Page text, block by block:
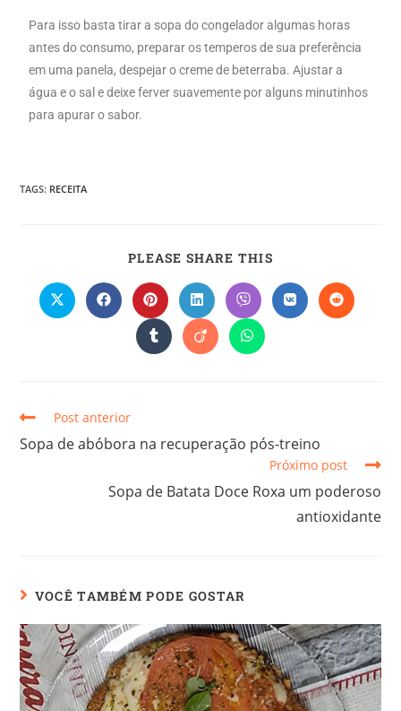
Para isso basta tirar a sopa do congelador algumas horas
antes do consumo, preparar os temperos de sua preferência
em uma panela, despejar o creme de beterraba. Ajustar a
água e o sal e deixe ferver suavemente por alguns minutinhos
para apurar o sabor.
TAGS: RECEITA
PLEASE SHARE THIS
Post anterior
Sopa de abóbora na recuperação pós-treino
Próximo post
Sopa de Batata Doce Roxa um poderoso
antioxidante
VOCÊ TAMBÉM PODE GOSTAR